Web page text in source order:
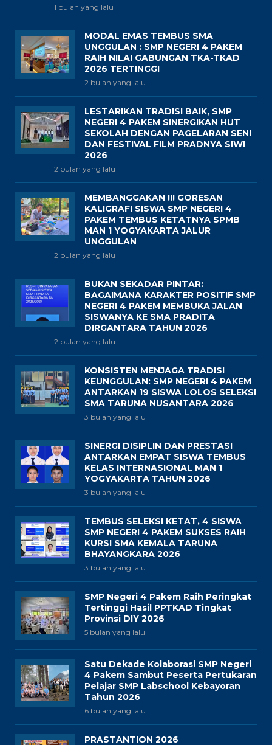
1 bulan yang lalu
MODAL EMAS TEMBUS SMA
UNGGULAN : SMP NEGERI 4 PAKEM
RAIH NILAI GABUNGAN TKA-TKAD
2026 TERTINGGI
2 bulan yang lalu
LESTARIKAN TRADISI BAIK, SMP
NEGERI 4 PAKEM SINERGIKAN HUT
SEKOLAH DENGAN PAGELARAN SENI
DAN FESTIVAL FILM PRADNYA SIWI
2026
2 bulan yang lalu
MEMBANGGAKAN !!! GORESAN
KALIGRAFI SISWA SMP NEGERI 4
PAKEM TEMBUS KETATNYA SPMB
MAN 1 YOGYAKARTA JALUR
UNGGULAN
2 bulan yang lalu
BUKAN SEKADAR PINTAR:
BAGAIMANA KARAKTER POSITIF SMP
NEGERI 4 PAKEM MEMBUKA JALAN
SISWANYA KE SMA PRADITA
DIRGANTARA TAHUN 2026
2 bulan yang lalu
KONSISTEN MENJAGA TRADISI
KEUNGGULAN: SMP NEGERI 4 PAKEM
ANTARKAN 19 SISWA LOLOS SELEKSI
SMA TARUNA NUSANTARA 2026
3 bulan yang lalu
SINERGI DISIPLIN DAN PRESTASI
ANTARKAN EMPAT SISWA TEMBUS
KELAS INTERNASIONAL MAN 1
YOGYAKARTA TAHUN 2026
3 bulan yang lalu
TEMBUS SELEKSI KETAT, 4 SISWA
SMP NEGERI 4 PAKEM SUKSES RAIH
KURSI SMA KEMALA TARUNA
BHAYANGKARA 2026
3 bulan yang lalu
SMP Negeri 4 Pakem Raih Peringkat
Tertinggi Hasil PPTKAD Tingkat
Provinsi DIY 2026
5 bulan yang lalu
Satu Dekade Kolaborasi SMP Negeri
4 Pakem Sambut Peserta Pertukaran
Pelajar SMP Labschool Kebayoran
Tahun 2026
6 bulan yang lalu
PRASTANTION 2026